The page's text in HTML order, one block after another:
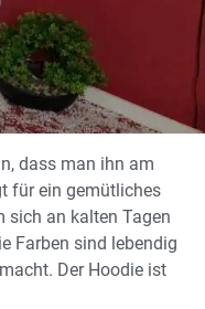
dass man ihn am
für ein gemütliches
sich an kalten Tagen
Farben sind lebendig
Der Hoodie ist